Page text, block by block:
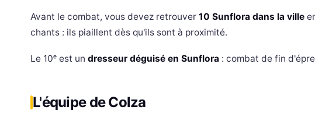
Avant le combat, vous devez retrouver 10 Sunflora dans la ville
chants : ils piaillent dès qu'ils sont à proximité.
Le 10ᵉ est un dresseur déguisé en Sunflora : combat de fin
L'équipe de Colza